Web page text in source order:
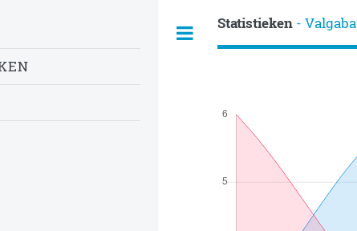
Statistieken- Valgaba